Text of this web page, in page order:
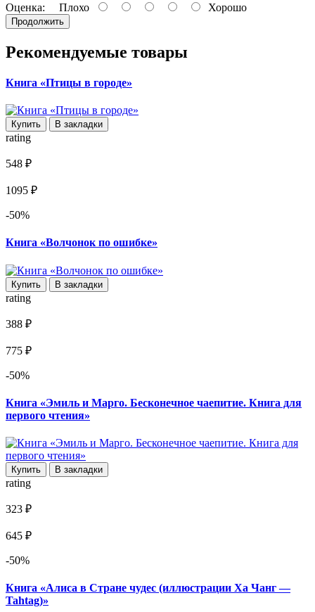
Оценка: Плохо Хорошо
Продолжить
Рекомендуемые товары
Книга «Птицы в городе»
Купить В закладки
rating
548 ₽
1095 ₽
-50%
Книга «Волчонок по ошибке»
Купить В закладки
rating
388 ₽
775 ₽
-50%
Книга «Эмиль и Марго. Бесконечное чаепитие. Книга для
первого чтения»
Купить В закладки
rating
323 ₽
645 ₽
-50%
Книга «Алиса в Стране чудес (иллюстрации Ха Чанг —
Tahtag)»